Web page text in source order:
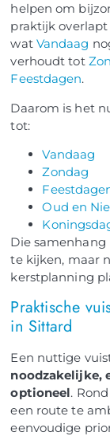
helpen om
praktijk
wat Vandaag
verhoudt tot
Feestdagen.
Daarom is het
tot:
Vandaag
Zondag
Oud en
Die
te kijken, maar
kerstplanning
Praktische
in Sittard
Een nuttige
noodzakelijke,
optioneel.
een route te
eenvoudige